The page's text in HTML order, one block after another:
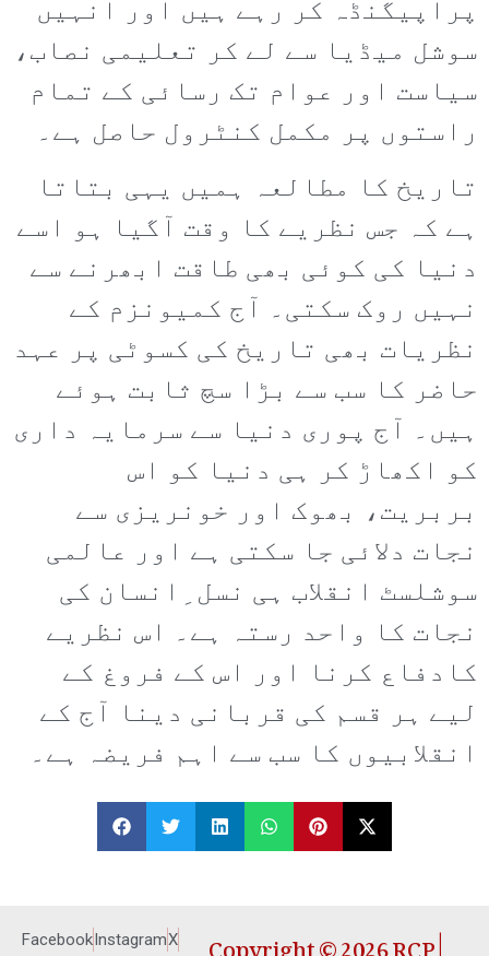
پراپیگنڈہ کر رہے ہیں اور انہیں
سوشل میڈیا سے لے کر تعلیمی نصاب،
سیاست اور عوام تک رسائی کے تمام
راستوں پر مکمل کنٹرول حاصل ہے۔
تاریخ کا مطالعہ ہمیں یہی بتاتا
ہے کہ جس نظریے کا وقت آگیا ہو اسے
دنیا کی کوئی بھی طاقت ابھرنے سے
نہیں روک سکتی۔ آج کمیونزم کے
نظریات بھی تاریخ کی کسوٹی پر عہد
حاضر کا سب سے بڑا سچ ثابت ہوئے
ہیں۔ آج پوری دنیا سے سرمایہ داری
کو اکھاڑ کر ہی دنیا کو اس
بربریت، بھوک اور خونریزی سے
نجات دلائی جا سکتی ہے اور عالمی
سوشلسٹ انقلاب ہی نسل ِانسان کی
نجات کا واحد رستہ ہے۔ اس نظریے
کادفاع کرنا اور اس کے فروغ کے
لیے ہر قسم کی قربانی دینا آج کے
انقلابیوں کا سب سے اہم فریضہ ہے۔
FacebookInstagramX
Copyright © 2026 RCP |